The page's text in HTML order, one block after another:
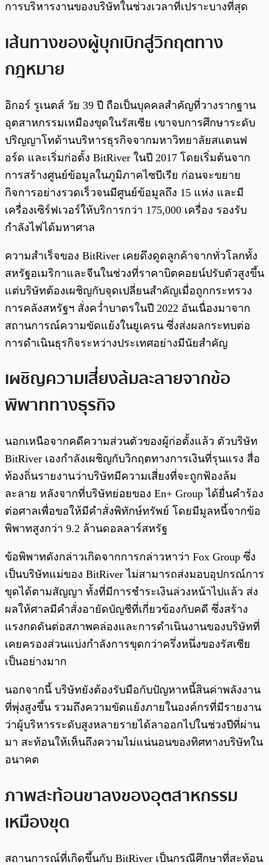
การบริหารงานของบริษัทในช่วงเวลาที่เปราะบางที่สุด
เส้นทางของผู้บุกเบิกสู่วิกฤตทาง
กฎหมาย
อิกอร์ รูเนตส์ วัย 39 ปี ถือเป็นบุคคลสำคัญที่วางรากฐาน
อุตสาหกรรมเหมืองขุดในรัสเซีย เขาจบการศึกษาระดับ
ปริญญาโทด้านบริหารธุรกิจจากมหาวิทยาลัยสแตนฟ
อร์ด และเริ่มก่อตั้ง BitRiver ในปี 2017 โดยเริ่มต้นจาก
การสร้างศูนย์ข้อมูลในภูมิภาคไซบีเรีย ก่อนจะขยาย
กิจการอย่างรวดเร็วจนมีศูนย์ข้อมูลถึง 15 แห่ง และมี
เครื่องเซิร์ฟเวอร์ให้บริการกว่า 175,000 เครื่อง รองรับ
กำลังไฟได้มหาศาล
ความสำเร็จของ BitRiver เคยดึงดูดลูกค้าจากทั่วโลกทั้ง
สหรัฐอเมริกาและจีนในช่วงที่ราคาบิตคอยน์ปรับตัวสูงขึ้น
แต่บริษัทต้องเผชิญกับจุดเปลี่ยนสำคัญเมื่อถูกกระทรวง
การคลังสหรัฐฯ สั่งคว่ำบาตรในปี 2022 อันเนื่องมาจาก
สถานการณ์ความขัดแย้งในยูเครน ซึ่งส่งผลกระทบต่อ
การดำเนินธุรกิจระหว่างประเทศอย่างมีนัยสำคัญ
เผชิญความเสี่ยงล้มละลายจากข้อ
พิพาททางธุรกิจ
นอกเหนือจากคดีความส่วนตัวของผู้ก่อตั้งแล้ว ตัวบริษัท
BitRiver เองกำลังเผชิญกับวิกฤตทางการเงินที่รุนแรง สื่อ
ท้องถิ่นรายงานว่าบริษัทมีความเสี่ยงที่จะถูกฟ้องล้ม
ละลาย หลังจากที่บริษัทย่อยของ En+ Group ได้ยื่นคำร้อง
ต่อศาลเพื่อขอให้มีคำสั่งพิทักษ์ทรัพย์ โดยมีมูลหนี้จากข้อ
พิพาทสูงกว่า 9.2 ล้านดอลลาร์สหรัฐ
ข้อพิพาทดังกล่าวเกิดจากการกล่าวหาว่า Fox Group ซึ่ง
เป็นบริษัทแม่ของ BitRiver ไม่สามารถส่งมอบอุปกรณ์การ
ขุดได้ตามสัญญา ทั้งที่มีการชำระเงินล่วงหน้าไปแล้ว ส่ง
ผลให้ศาลมีคำสั่งอายัดบัญชีที่เกี่ยวข้องกับคดี ซึ่งสร้าง
แรงกดดันต่อสภาพคล่องและการดำเนินงานของบริษัทที่
เคยครองส่วนแบ่งกำลังการขุดกว่าครึ่งหนึ่งของรัสเซีย
เป็นอย่างมาก
นอกจากนี้ บริษัทยังต้องรับมือกับปัญหาหนี้สินค่าพลังงาน
ที่พุ่งสูงขึ้น รวมถึงความขัดแย้งภายในองค์กรที่มีรายงาน
ว่าผู้บริหารระดับสูงหลายรายได้ลาออกไปในช่วงปีที่ผ่าน
มา สะท้อนให้เห็นถึงความไม่แน่นอนของทิศทางบริษัทใน
อนาคต
ภาพสะท้อนขาลงของอุตสาหกรรม
เหมืองขุด
สถานการณ์ที่เกิดขึ้นกับ BitRiver เป็นกรณีศึกษาที่สะท้อน